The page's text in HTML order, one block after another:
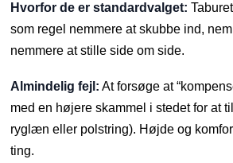
Hvorfor de er standardvalget:
som regel nemmere at skubbe ind,
nemmere at stille side om side.
Almindelig fejl: At forsøge at
med en højere skammel i stedet for at
ryglæn eller polstring). Højde og
ting.